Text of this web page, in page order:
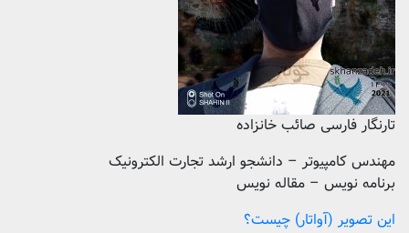
تارنگار فارسی صائب خانزاده
مهندس کامپیوتر – دانشجو ارشد تجارت الکترونیک
برنامه نویس – مقاله نویس
این تصویر (آواتار) چیست؟